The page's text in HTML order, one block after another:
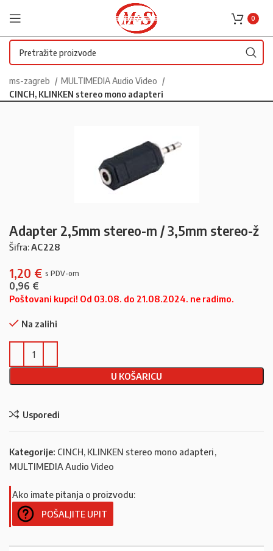
0
ms-zagreb
MULTIMEDIA Audio Video
CINCH, KLINKEN stereo mono adapteri
Adapter 2,5mm stereo-m / 3,5mm stereo-ž
Šifra:AC228
1,20 €
0,96 €
Poštovani kupci! Od 03.08. do 21.08.2024. ne radimo.
Na zalihi
U KOŠARICU
Usporedi
Kategorije: CINCH, KLINKEN stereo mono adapteri,
MULTIMEDIA Audio Video
Ako imate pitanja o proizvodu:
POŠALJITE UPIT